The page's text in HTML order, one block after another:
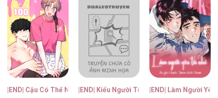
|END| Cậu Có Thể Ngừng Thích Tôi Được Không?!
|END| Kiểu Người Tôi Ghét Chính Là Cậu
|END| Làm Người